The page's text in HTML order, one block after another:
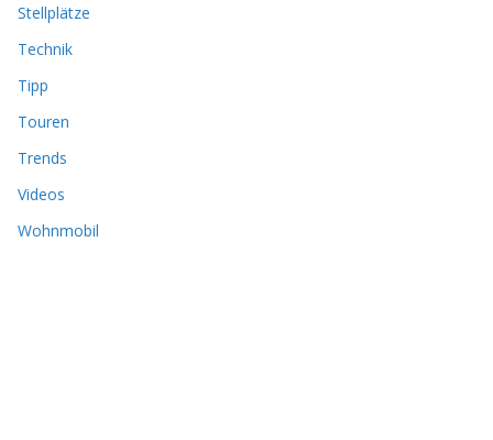
Stellplätze
Technik
Tipp
Touren
Trends
Videos
Wohnmobil